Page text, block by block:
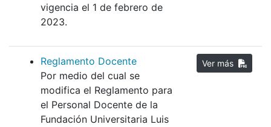
vigencia el 1 de febrero de
2023.
Reglamento Docente
Por medio del cual se
modifica el Reglamento para
el Personal Docente de la
Fundación Universitaria Luis